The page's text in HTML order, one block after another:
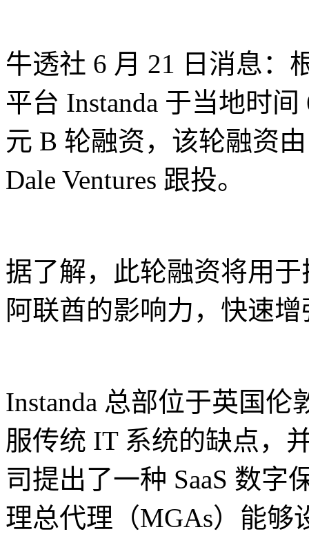
牛透社 6 月 21 日消息：
平台 Instanda 于当地时
元 B 轮融资，该轮融资
Dale Ventures 跟投。
据了解，此轮融资将用
阿联酋的影响力，快速
Instanda 总部位于英国
服传统 IT 系统的缺点，
司提出了一种 SaaS 数
理总代理（MGAs）能够